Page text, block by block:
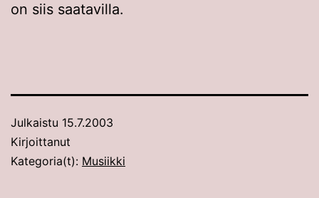
on siis saatavilla.
Julkaistu 15.7.2003
Kirjoittanut
Kategoria(t): Musiikki